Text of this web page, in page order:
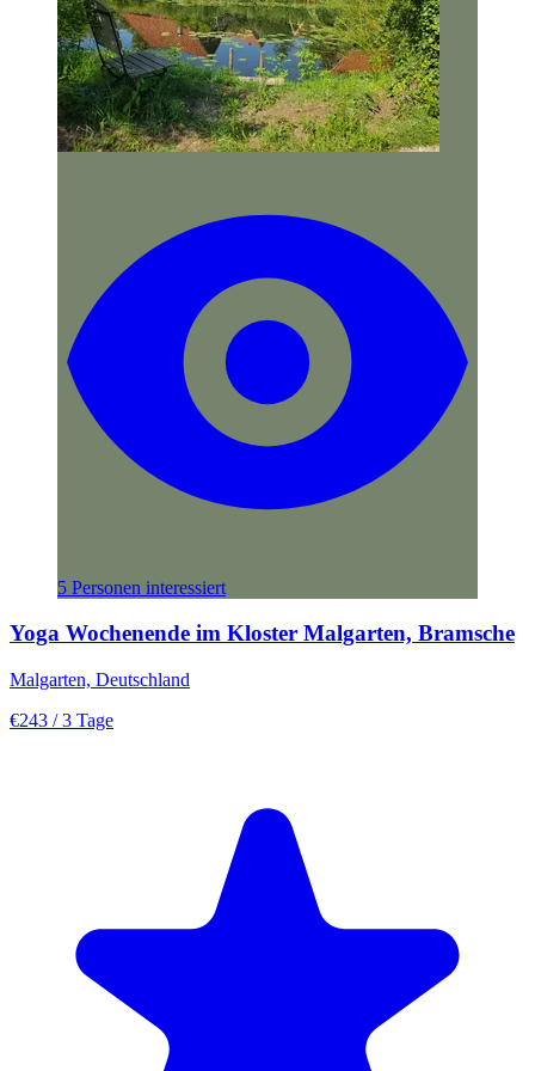
5 Personen interessiert
Yoga Wochenende im Kloster Malgarten, Bramsche
Malgarten, Deutschland
€243 / 3 Tage